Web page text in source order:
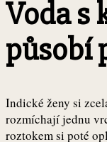
Voda s
působí
Indické ženy si
rozmíchají jednu
roztokem si poté